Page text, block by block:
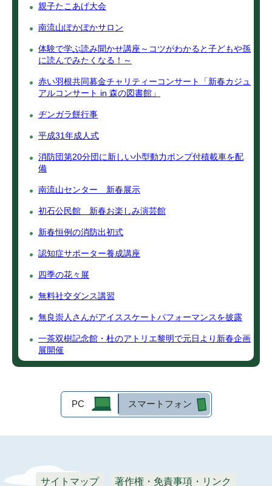
親子たこあげ大会
南流山ぽかぽかサロン
体験で学ぶ読み聞かせ講座～コツがわかると子どもや孫
に読んでみたくなる！～
赤い羽根共同募金チャリティーコンサート「新春カジュ
アルコンサート in 森の図書館」
ヂンガラ餅行事
平成31年成人式
消防団第20分団に新しい小型動力ポンプ付積載車を配
備
南流山センター 新春展示
初石公民館 新春お楽しみ演芸館
新春恒例の消防出初式
認知症サポーター養成講座
四季の花々展
無料社交ダンス講習
無良崇人さんがアイススケートパフォーマンスを披露
一茶双樹記念館・杜のアトリエ黎明で元日より新春企画
展開催
PC スマートフォン
サイトマップ 著作権・免責事項・リンク